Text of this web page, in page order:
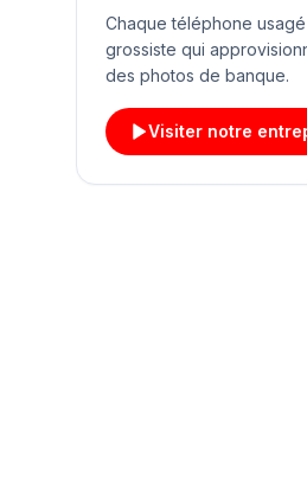
Chaque téléphone
grossiste qui
des photos de banque.
Visiter notre